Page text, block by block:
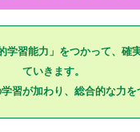
学習能力」をつかって、確
ていきます。
学習が加わり、総合的な力を